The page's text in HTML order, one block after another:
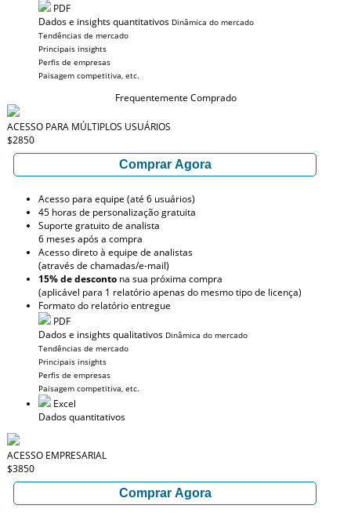
PDF
Dados e insights quantitativos Dinâmica do mercado
Tendências de mercado
Principais insights
Perfis de empresas
Paisagem competitiva, etc.
Frequentemente Comprado
ACESSO PARA MÚLTIPLOS USUÁRIOS
$2850
Comprar Agora
Acesso para equipe (até 6 usuários)
45 horas de personalização gratuita
Suporte gratuito de analista
6 meses após a compra
Acesso direto à equipe de analistas
(através de chamadas/e-mail)
15% de desconto na sua próxima compra
(aplicável para 1 relatório apenas do mesmo tipo de licença)
Formato do relatório entregue
PDF
Dados e insights qualitativos Dinâmica do mercado
Tendências de mercado
Principais insights
Perfis de empresas
Paisagem competitiva, etc.
Excel
Dados quantitativos
ACESSO EMPRESARIAL
$3850
Comprar Agora